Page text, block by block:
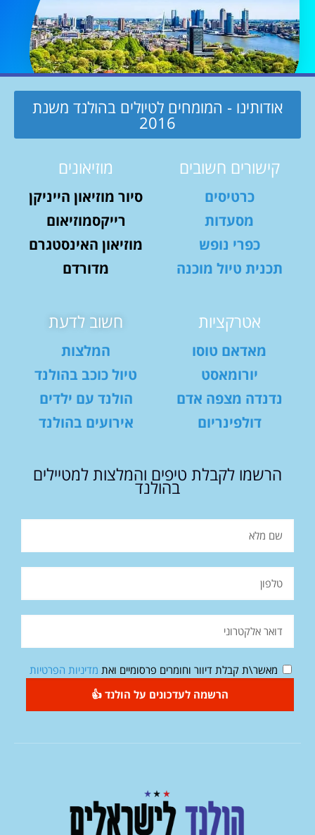
אודותינו - המומחים לטיולים בהולנד משנת
2016
קישורים חשובים
כרטיסים
מסעדות
כפרי נופש
תכנית טיול מוכנה
מוזיאונים
סיור מוזיאון הייניקן
רייקסמוזיאום
מוזיאון האינסטגרם
מדורדם
אטרקציות
מאדאם טוסו
יורומאסט
נדנדה מצפה אדם
דולפינריום
חשוב לדעת
המלצות
טיול כוכב בהולנד
הולנד עם ילדים
אירועים בהולנד
הרשמו לקבלת טיפים והמלצות למטיילים
בהולנד
מאשר\ת קבלת דיוור וחומרים פרסומיים ואת מדיניות הפרטיות
הרשמה לעדכונים על הולנד 👍